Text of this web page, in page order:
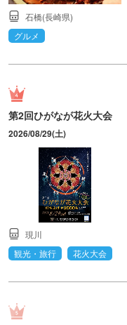
石橋(長崎県)
グルメ
第2回ひがなが花火大会
2026/08/29(土)
現川
観光・旅行
花火大会